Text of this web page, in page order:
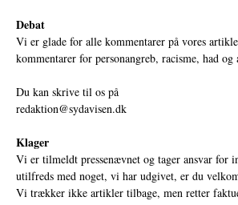
Debat
Vi er glade for alle kommentarer på vores
kommentarer for personangreb, racisme, had
Du kan skrive til os på
redaktion@sydavisen.dk
Klager
Vi er tilmeldt pressenævnet og tager ansvar for
utilfreds med noget, vi har udgivet, er du
Vi trækker ikke artikler tilbage, men retter